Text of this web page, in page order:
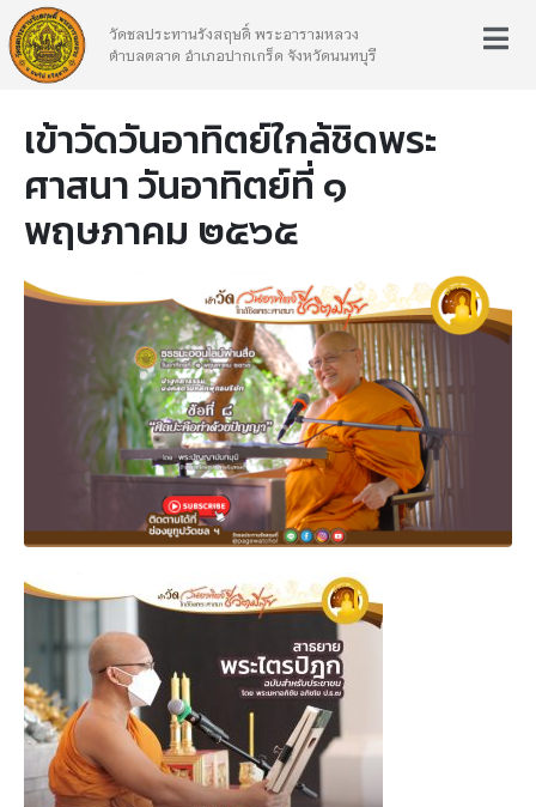
วัดชลประทานรังสฤษดิ์ พระอารามหลวง
ตำบลตลาด อำเภอปากเกร็ด จังหวัดนนทบุรี
เข้าวัดวันอาทิตย์ใกล้ชิดพระ
ศาสนา วันอาทิตย์ที่ ๑
พฤษภาคม ๒๕๖๕